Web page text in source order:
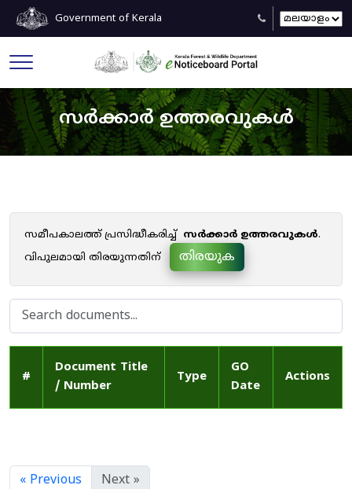
Government of Kerala
സർക്കാർ ഉത്തരവുകൾ
സമീപകാലത്ത് പ്രസിദ്ധീകരിച്ച് സർക്കാർ ഉത്തരവുകൾ.
വിപുലമായി തിരയുന്നതിന്
തിരയുക
#
Document Title
/ Number
Type
GO
Date
Actions
« Previous Next »